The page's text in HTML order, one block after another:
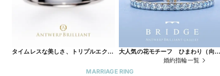
タイムレスな美しさ、トリプルエクセ
大人気の花モチーフ ひまわり（向日
葵）デザイン＆ハーフエタニティリン
グが可愛い SunFlower
婚約指輪一覧
MARRIAGE RING